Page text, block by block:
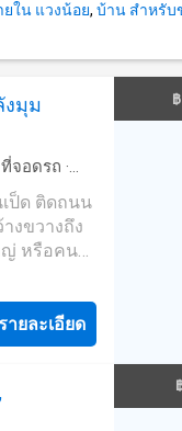
ใน แวงน้อย, บ้าน สำหรับ
งมุม
ที่จอดรถ ·
เป็ด ติดถนน
งขวางถึง
ญ่ หรือคนที่
ได้อย่าง
ยละเอียด
นอนแม่บ้าน
ทำเลดี
! 📞
ายละเอียด